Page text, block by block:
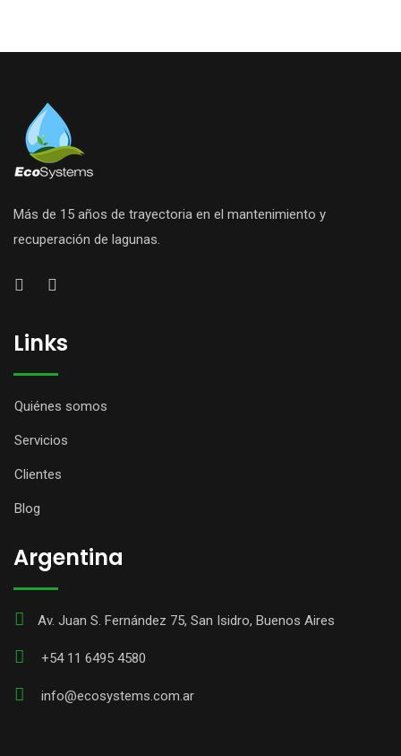
Más de 15 años de trayectoria en el mantenimiento y
recuperación de lagunas.
Links
Quiénes somos
Servicios
Clientes
Blog
Argentina
Av. Juan S. Fernández 75, San Isidro, Buenos Aires
+54 11 6495 4580
info@ecosystems.com.ar